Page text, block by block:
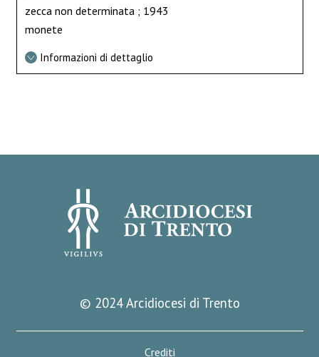
zecca non determinata ; 1943
monete
Informazioni di dettaglio
© 2024 Arcidiocesi di Trento
Crediti